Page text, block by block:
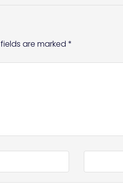
are marked *